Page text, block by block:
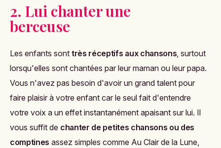
2. Lui chanter une
berceuse
Les enfants sont très réceptifs aux chansons , surtout
lorsqu'elles sont chantées par leur maman ou leur papa.
Vous n'avez pas besoin d'avoir un grand talent pour
faire plaisir à votre enfant car le seul fait d'entendre
votre voix a un effet instantanément apaisant sur lui. Il
vous suffit de chanter de petites chansons ou des
comptines assez simples comme Au Clair de la Lune,